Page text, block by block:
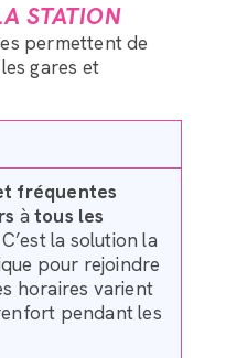
STATION
permettent de
gares et
fréquentes
àtous les
la solution la
pour rejoindre
horaires varient
pendant les